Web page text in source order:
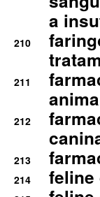
a
210
211
212
213
214 feline